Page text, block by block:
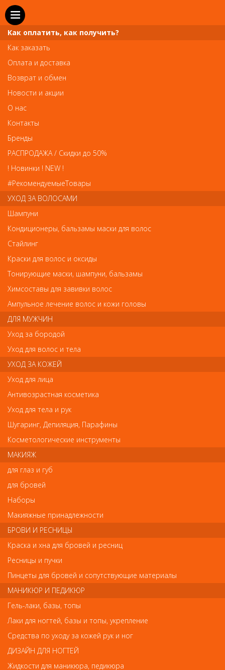
SEO
CN-06-T(6мм) LJ Metzger Кусачки кутикульные Cobalt от Metzger
CN-06-T(6мм) LJ Metzger Кусачки кутикульные
Cobalt
Арт.CN-06-T(6мм)
765руб.-
В закладки
Длина щипцов: 11 см
Длина лезвий: 6 мм
Пружина:Одна
Покрытие: Титановое
Заточка: Ручная
Материал: Кобальт
Код: 8472925
Отзывы
Ваш отзыв станет первым
Напишите свой отзыв
Комментарий
Имя
Код
Как оплатить, как получить?
Как заказать
Оплата и доставка
Возврат и обмен
Новости и акции
О нас
Контакты
Бренды
РАСПРОДАЖА / Скидки до 50%
! Новинки ! NEW !
#РекомендуемыеТовары
УХОД ЗА ВОЛОСАМИ
Шампуни
Кондиционеры, бальзамы маски для волос
Стайлинг
Краски для волос и оксиды
Тонирующие маски, шампуни, бальзамы
Химсоставы для завивки волос
Ампульное лечение волос и кожи головы
ДЛЯ МУЖЧИН
Уход за бородой
Уход для волос и тела
УХОД ЗА КОЖЕЙ
Уход для лица
Антивозрастная косметика
Уход для тела и рук
Шугаринг, Депиляция, Парафины
Косметологические инструменты
МАКИЯЖ
для глаз и губ
для бровей
Наборы
Макияжные принадлежности
БРОВИ И РЕСНИЦЫ
Краска и хна для бровей и ресниц
Ресницы и пучки
Пинцеты для бровей и сопутствующие материалы
МАНИКЮР И ПЕДИКЮР
Гель-лаки, базы, топы
Лаки для ногтей, базы и топы, укрепление
Средства по уходу за кожей рук и ног
ДИЗАЙН ДЛЯ НОГТЕЙ
Жидкости для маникюра, педикюра